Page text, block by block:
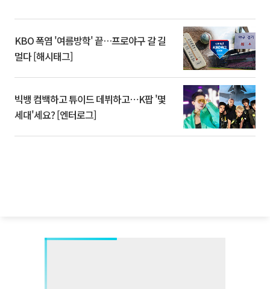
KBO 폭염 '여름방학' 끝…프로야구 갈 길
멀다 [해시태그]
빅뱅 컴백하고 튜이드 데뷔하고⋯K팝 '몇
세대'세요? [엔터로그]